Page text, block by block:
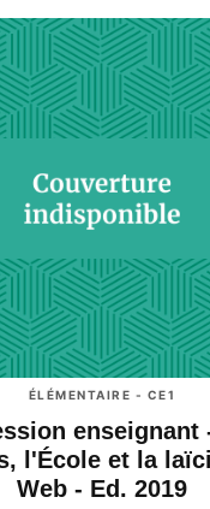
ÉLÉMENTAIRE - CE1
enseignant
l'École et la
Web - Ed. 2019